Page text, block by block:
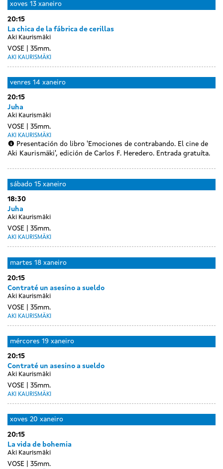
xoves 13 xaneiro
20:15
La chica de la fábrica de cerillas
Aki Kaurismäki
VOSE 35mm.
AKI KAURISMÄKI
venres 14 xaneiro
20:15
Juha
Aki Kaurismäki
VOSE 35mm.
AKI KAURISMÄKI
Presentación do libro 'Emociones de contrabando. El cine de
Aki Kaurismäki', edición de Carlos F. Heredero. Entrada gratuíta.
sábado 15 xaneiro
18:30
Juha
Aki Kaurismäki
VOSE 35mm.
AKI KAURISMÄKI
luns
xaneiro
Day
without
sessions
martes 18 xaneiro
20:15
Contraté un asesino a sueldo
Aki Kaurismäki
VOSE 35mm.
AKI KAURISMÄKI
mércores 19 xaneiro
20:15
Contraté un asesino a sueldo
Aki Kaurismäki
VOSE 35mm.
AKI KAURISMÄKI
xoves 20 xaneiro
20:15
La vida de bohemia
Aki Kaurismäki
VOSE 35mm.